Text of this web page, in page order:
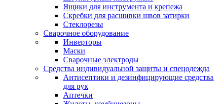
Ящики для инструмента и крепежа
Скребки для расшивки швов затирки
Стеклорезы
Сварочное оборудование
Инверторы
Маски
Сварочные электроды
Средства индивидуальной защиты и спецодежда
Антисептики и дезинфицирующие средства
для рук
Аптечки